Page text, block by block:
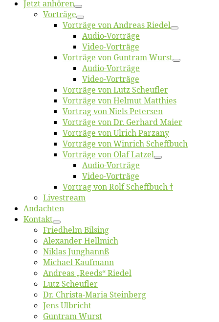
Jetzt an­hö­ren
Vor­trä­ge
Vor­trä­ge von An­dre­as Riedel
Au­dio-Vor­trä­ge
Vi­deo-Vor­trä­ge
Vor­trä­ge von Gun­tram Wurst
Au­dio-Vor­trä­ge
Vi­deo-Vor­trä­ge
Vor­trä­ge von Lutz Scheufler
Vor­trä­ge von Hel­mut Matthies
Vor­trag von Niels Petersen
Vor­trä­ge von Dr. Ger­hard Maier
Vor­trä­ge von Ul­rich Parzany
Vor­trä­ge von Win­rich Scheffbuch
Vor­trä­ge von Olaf Latzel
Au­dio-Vor­trä­ge
Vi­deo-Vor­trä­ge
Vor­trag von Rolf Scheffbuch †
Live­stream
An­dach­ten
Kon­takt
Fried­helm Bilsing
Alex­an­der Hellmich
Ni­klas Junghannß
Mi­cha­el Kaufmann
An­dre­as „Reeds“ Riedel
Lutz Scheuf­ler
Dr. Chris­­ta-Ma­ria Steinberg
Jens Ulb­richt
Gun­tram Wurst